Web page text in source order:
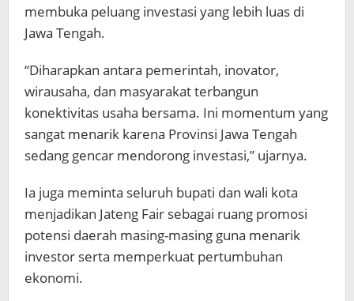
membuka peluang investasi yang lebih luas di
Jawa Tengah.
“Diharapkan antara pemerintah, inovator,
wirausaha, dan masyarakat terbangun
konektivitas usaha bersama. Ini momentum yang
sangat menarik karena Provinsi Jawa Tengah
sedang gencar mendorong investasi,” ujarnya.
Ia juga meminta seluruh bupati dan wali kota
menjadikan Jateng Fair sebagai ruang promosi
potensi daerah masing-masing guna menarik
investor serta memperkuat pertumbuhan
ekonomi.